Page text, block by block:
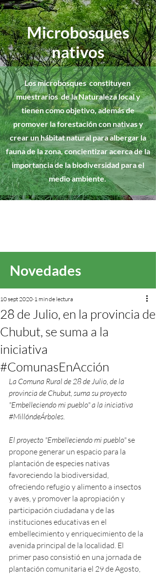
Microbosques
nativos
Los microbosques constituyen
muestrarios de la Naturaleza local y
tienen como objetivo, además de
promover la forestación con nativas y
crear un hábitat natural para albergar la
fauna de la zona, concientizar acerca de la
importancia de la biodiversidad para el
medio ambiente.
Novedades
28 de Julio, en la provincia de
Chubut, se suma a la
iniciativa
#ComunasEnAcción
10 sept 2020 1 min de lectura
La Comuna Rural de 28 de Julio, de la
provincia de Chubut, suma su proyecto
"Embelleciendo mi pueblo" a la iniciativa
#MillóndeÁrboles.
El proyecto "Embelleciendo mi pueblo" se
propone generar un espacio para la
plantación de especies nativas
favoreciendo la biodiversidad,
ofreciendo refugio y alimento a insectos
y aves, y promover la apropiación y
participación ciudadana y de las
instituciones educativas en el
embellecimiento y enriquecimiento de la
avenida principal de la localidad. El
primer paso consistió en una jornada de
plantación comunitaria el 29 de Agosto,